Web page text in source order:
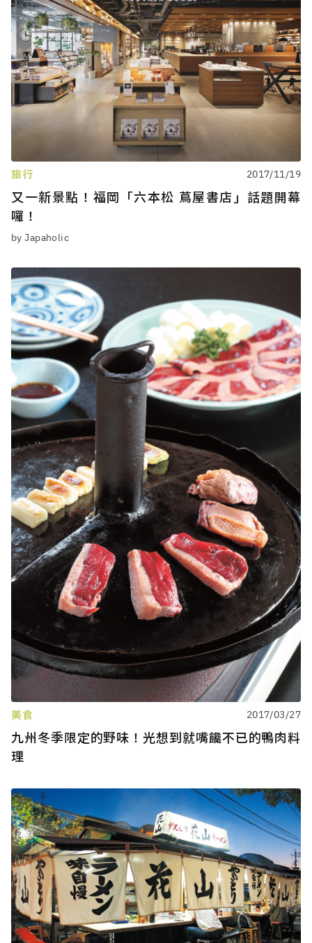
旅行 2017/11/19
又一新景點！福岡「六本松 蔦屋書店」話題開幕
囉！
by Japaholic
美食 2017/03/27
九州冬季限定的野味！光想到就嘴饞不已的鴨肉料
理